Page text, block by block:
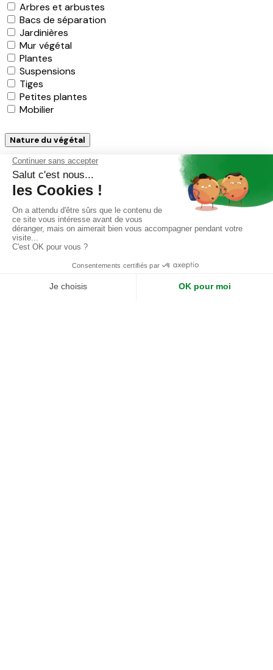
Arbres et arbustes
Bacs de séparation
Jardinières
Mur végétal
Plantes
Suspensions
Tiges
Petites plantes
Mobilier
Nature du végétal
Stabilisées
Naturelles
Artificielles
Artificielles extérieures
Supprimer les filtres
ADRESSE
Siège : 2 rue du Duremont 59960 Neuville-en-Ferrain